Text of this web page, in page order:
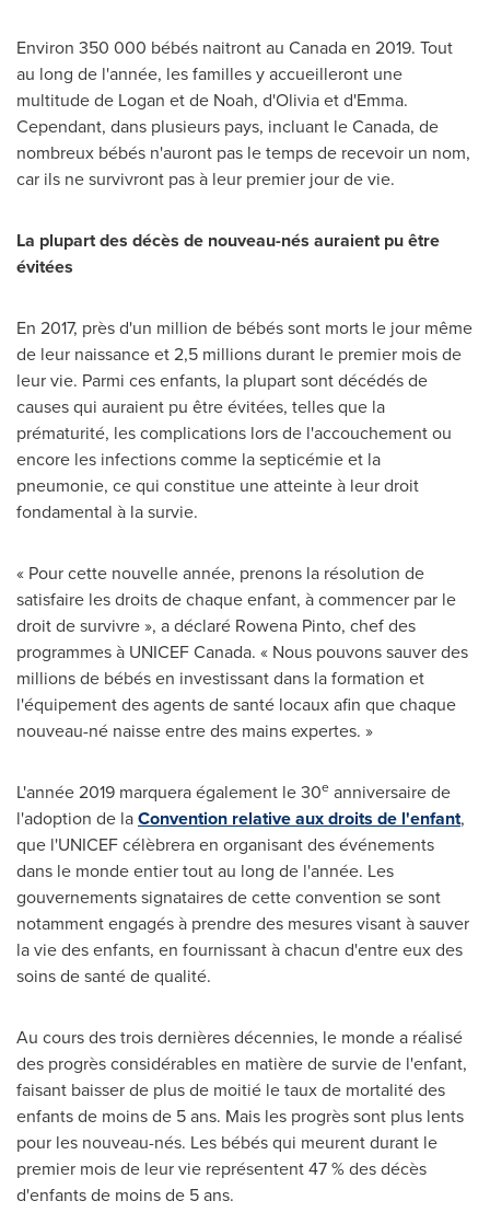
Environ 350 000 bébés naitront au Canada en 2019. Tout
au long de l'année, les familles y accueilleront une
multitude de Logan et de Noah, d'Olivia et d'Emma.
Cependant, dans plusieurs pays, incluant le Canada, de
nombreux bébés n'auront pas le temps de recevoir un nom,
car ils ne survivront pas à leur premier jour de vie.
La plupart des décès de nouveau-nés auraient pu être
évitées
En 2017, près d'un million de bébés sont morts le jour même
de leur naissance et 2,5 millions durant le premier mois de
leur vie. Parmi ces enfants, la plupart sont décédés de
causes qui auraient pu être évitées, telles que la
prématurité, les complications lors de l'accouchement ou
encore les infections comme la septicémie et la
pneumonie, ce qui constitue une atteinte à leur droit
fondamental à la survie.
« Pour cette nouvelle année, prenons la résolution de
satisfaire les droits de chaque enfant, à commencer par le
droit de survivre », a déclaré Rowena Pinto, chef des
programmes à UNICEF Canada. « Nous pouvons sauver des
millions de bébés en investissant dans la formation et
l'équipement des agents de santé locaux afin que chaque
nouveau-né naisse entre des mains expertes. »
L'année 2019 marquera également le 30e anniversaire de
l'adoption de laConvention relative aux droits de l'enfant,
que l'UNICEF célèbrera en organisant des événements
dans le monde entier tout au long de l'année. Les
gouvernements signataires de cette convention se sont
notamment engagés à prendre des mesures visant à sauver
la vie des enfants, en fournissant à chacun d'entre eux des
soins de santé de qualité.
Au cours des trois dernières décennies, le monde a réalisé
des progrès considérables en matière de survie de l'enfant,
faisant baisser de plus de moitié le taux de mortalité des
enfants de moins de 5 ans. Mais les progrès sont plus lents
pour les nouveau-nés. Les bébés qui meurent durant le
premier mois de leur vie représentent 47 % des décès
d'enfants de moins de 5 ans.